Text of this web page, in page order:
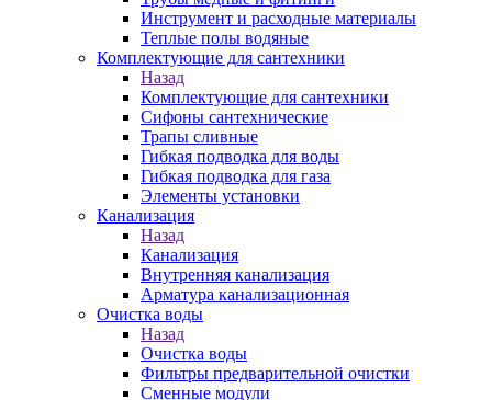
Инструмент и расходные материалы
Теплые полы водяные
Комплектующие для сантехники
Назад
Комплектующие для сантехники
Сифоны сантехнические
Трапы сливные
Гибкая подводка для воды
Гибкая подводка для газа
Элементы установки
Канализация
Назад
Канализация
Внутренняя канализация
Арматура канализационная
Очистка воды
Назад
Очистка воды
Фильтры предварительной очистки
Сменные модули